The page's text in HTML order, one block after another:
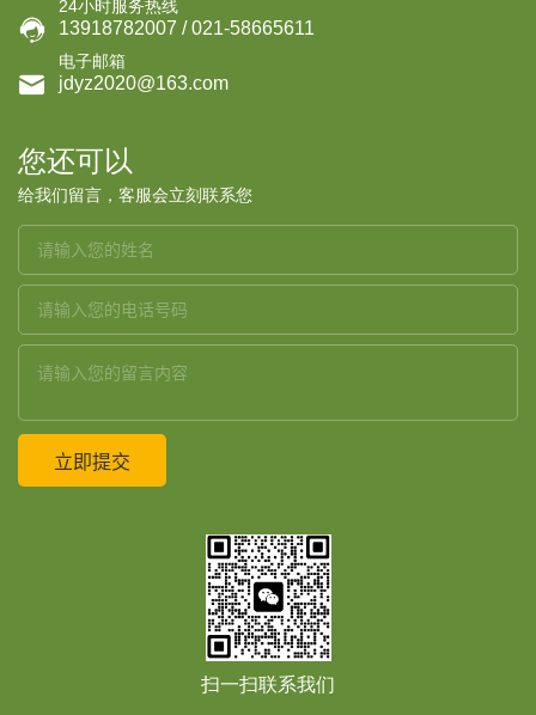

24小时服务热线
13918782007 / 021-58665611

电子邮箱
jdyz2020@163.com
您还可以
给我们留言，客服会立刻联系您
扫一扫联系我们